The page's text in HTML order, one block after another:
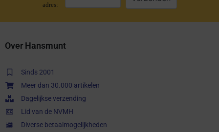
adres:
Over Hansmunt
Sinds 2001
Meer dan 30.000 artikelen
Dagelijkse verzending
Lid van de NVMH
Diverse betaalmogelijkheden